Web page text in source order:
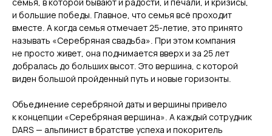
семья, в которой бывают и радости, и печали, и кризисы,
и большие победы. Главное, что семья всё проходит
вместе. А когда семья отмечает 25-летие, это принято
называть «Серебряная свадьба». При этом компания
не просто живет, она поднимается вверх и за 25 лет
добралась до больших высот. Это вершина, с которой
виден большой пройденный путь и новые горизонты.
Объединение серебряной даты и вершины привело
к концепции «Серебряная вершина». А каждый сотрудник
DARS — альпинист в братстве успеха и покоритель